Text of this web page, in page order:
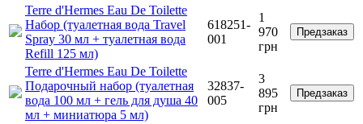
Terre d'Hermes Eau De Toilette
Набор (туалетная вода Travel
Spray 30 мл + туалетная вода
Refill 125 мл)
618251-
001
1
970
грн
Предзаказ
Terre d'Hermes Eau De Toilette
Подарочный набор (туалетная
вода 100 мл + гель для душа 40
мл + миниатюра 5 мл)
32837-
005
3
895
грн
Предзаказ